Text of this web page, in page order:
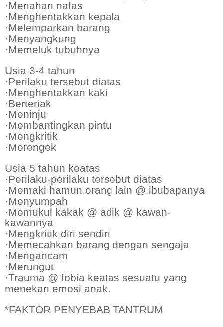
·Menahan nafas
·Menghentakkan kepala
·Melemparkan barang
·Menyangkung
·Memeluk tubuhnya
Usia 3-4 tahun
·Perilaku tersebut diatas
·Menghentakkan kaki
·Berteriak
·Meninju
·Membantingkan pintu
·Mengkritik
·Merengek
Usia 5 tahun keatas
·Perilaku-perilaku tersebut diatas
·Memaki hamun orang lain @ ibubapanya
·Menyumpah
·Memukul kakak @ adik @ kawan-
kawannya
·Mengkritik diri sendiri
·Memecahkan barang dengan sengaja
·Mengancam
·Merungut
·Trauma @ fobia keatas sesuatu yang
menekan emosi anak.
*FAKTOR PENYEBAB TANTRUM